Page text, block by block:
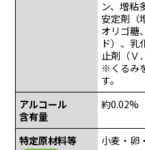
ン、増粘
安定剤（
オリゴ糖
ド）、乳
止剤（Ｖ
※くるみ
す。
アルコール
含有量
約0.02%
特定原材料等
小麦・卵